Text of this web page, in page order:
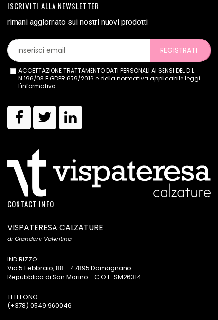
ISCRIVITI ALLA NEWSLETTER
rimani aggiornato sui nostri nuovi prodotti
REGISTRATI
ACCETTAZIONE TRATTAMENTO DATI PERSONALI AI SENSI DEL D.L.
N.196/03 E GDPR 679/2016 e della normativa applicabileleggi
l'informativa
CONTACT INFO
VISPATERESA CALZATURE
di Grandoni Valentina
INDIRIZZO:
Via 5 Febbraio, 88 - 47895 Domagnano
Repubblica di San Marino - C.O.E. SM26314
TELEFONO:
(+378) 0549 960046